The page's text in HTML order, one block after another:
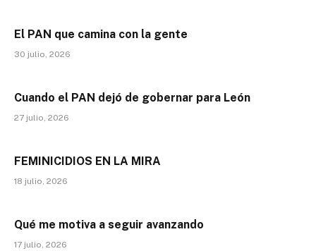
El PAN que camina con la gente
30 julio, 2026
Cuando el PAN dejó de gobernar para León
27 julio, 2026
FEMINICIDIOS EN LA MIRA
18 julio, 2026
Qué me motiva a seguir avanzando
17 julio, 2026